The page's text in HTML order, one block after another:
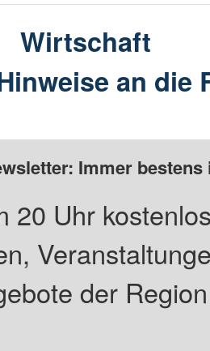
Wirtschaft
an die
Immer
20 Uhr
der